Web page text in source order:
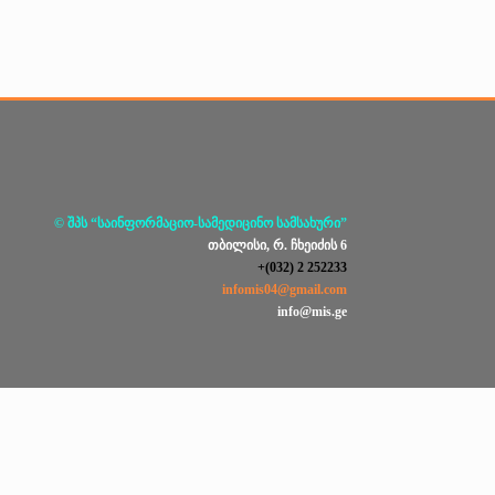
© შპს “საინფორმაციო-სამედიცინო სამსახური”
თბილისი, რ. ჩხეიძის 6
+(032) 2 252233
infomis04@gmail.com
info@mis.ge